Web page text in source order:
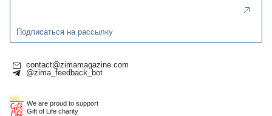
Подписаться на рассылку
contact@zimamagazine.com
@zima_feedback_bot
We are proud to support
Gift of Life charity